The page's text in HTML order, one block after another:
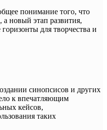
понимание того, что
а новый этап развития,
для творчества и
синопсисов и других
к впечатляющим
кейсов,
таких